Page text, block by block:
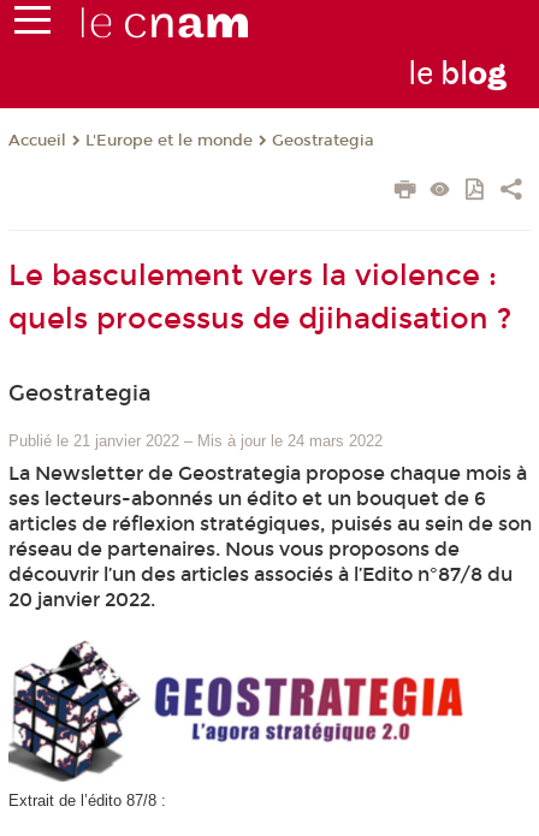
le blog
Accueil L'Europe et le monde Geostrategia
Le basculement vers la violence :
quels processus de djihadisation ?
Geostrategia
Publié le 21 janvier 2022 – Mis à jour le 24 mars 2022
La Newsletter de Geostrategia propose chaque mois à
ses lecteurs-abonnés un édito et un bouquet de 6
articles de réflexion stratégiques, puisés au sein de son
réseau de partenaires. Nous vous proposons de
découvrir l’un des articles associés à l’Edito n°87/8 du
20 janvier 2022.
Extrait de l’édito 87/8 :